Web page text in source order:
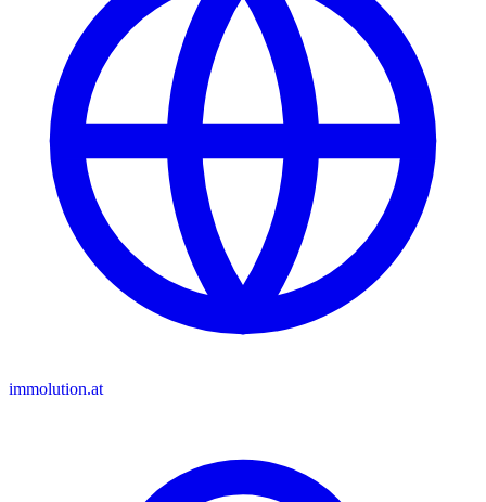
immolution.at